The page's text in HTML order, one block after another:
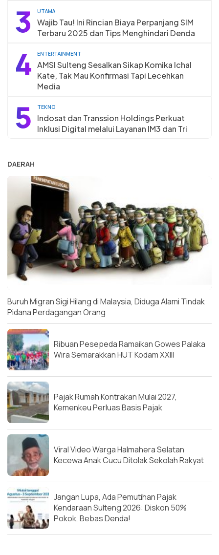
3 UTAMA
Wajib Tau! Ini Rincian Biaya Perpanjang SIM
Terbaru 2025 dan Tips Menghindari Denda
4 ENTERTAINMENT
AMSI Sulteng Sesalkan Sikap Komika Ichal
Kate, Tak Mau Konfirmasi Tapi Lecehkan
Media
5 TEKNO
Indosat dan Transsion Holdings Perkuat
Inklusi Digital melalui Layanan IM3 dan Tri
DAERAH
Buruh Migran Sigi Hilang di Malaysia, Diduga Alami Tindak
Pidana Perdagangan Orang
Ribuan Pesepeda Ramaikan Gowes Palaka
Wira Semarakkan HUT Kodam XXIII
Pajak Rumah Kontrakan Mulai 2027,
Kemenkeu Perluas Basis Pajak
Viral Video Warga Halmahera Selatan
Kecewa Anak Cucu Ditolak Sekolah Rakyat
Jangan Lupa, Ada Pemutihan Pajak
Kendaraan Sulteng 2026: Diskon 50%
Pokok, Bebas Denda!